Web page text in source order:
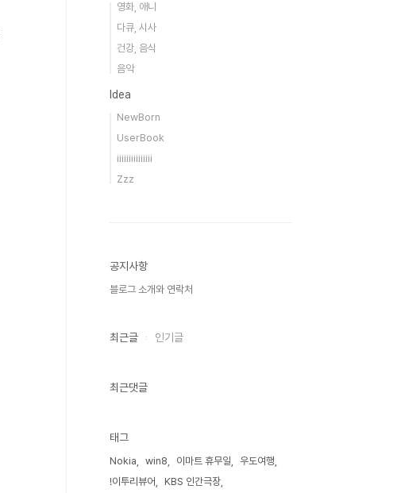
영화, 애니
다큐, 시사
건강, 음식
음악
Idea
NewBorn
UserBook
iiiiiiiiiiiiiii
Zzz
공지사항
블로그 소개와 연락처
최근글 인기글
최근댓글
태그
Nokia win8 이마트 휴무일
우도여행
!이투리뷰어
KBS 인간극장